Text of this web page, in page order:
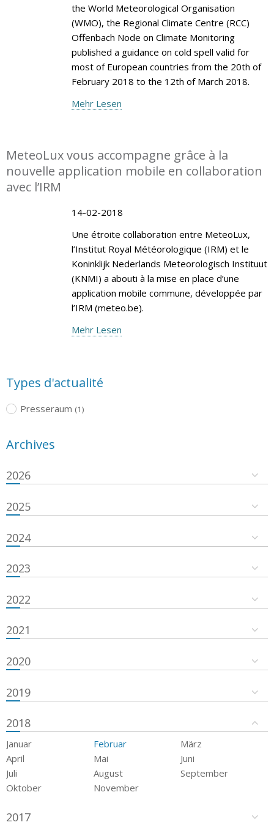
the World Meteorological Organisation
(WMO), the Regional Climate Centre (RCC)
Offenbach Node on Climate Monitoring
published a guidance on cold spell valid for
most of European countries from the 20th of
February 2018 to the 12th of March 2018.
Mehr Lesen
MeteoLux vous accompagne grâce à la
nouvelle application mobile en collaboration
avec l’IRM
14-02-2018
Une étroite collaboration entre MeteoLux,
l’Institut Royal Météorologique (IRM) et le
Koninklijk Nederlands Meteorologisch Instituut
(KNMI) a abouti à la mise en place d’une
application mobile commune, développée par
l’IRM (meteo.be).
Mehr Lesen
Types d'actualité
Presseraum (1)
Archives
2026
2025
2024
2023
2022
2021
2020
2019
2018
Januar Februar
März
April
Mai
Juni
Juli
August
September
Oktober
November
2017